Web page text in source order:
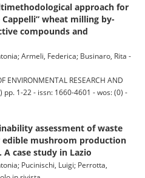
approach for
wheat milling by-
compounds and
Armeli, Federica; Businaro, Rita -
ENVIRONMENTAL RESEARCH AND
pp. 1-22 - issn: 1660-4601 - wos: (0) -
assessment of waste
mushroom production
case study in Lazio
Pucinischi, Luigi; Perrotta,